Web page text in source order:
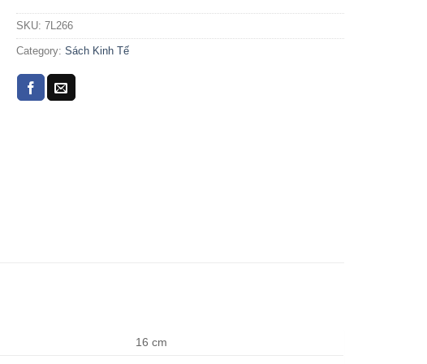
SKU: 7L266
Category: Sách Kinh Tế
16 cm